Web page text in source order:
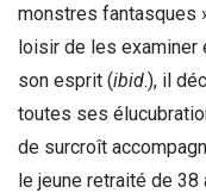
monstres fantasques
loisir de les examiner
son esprit (ibid.), il
toutes ses
de surcroît
le jeune retraité de